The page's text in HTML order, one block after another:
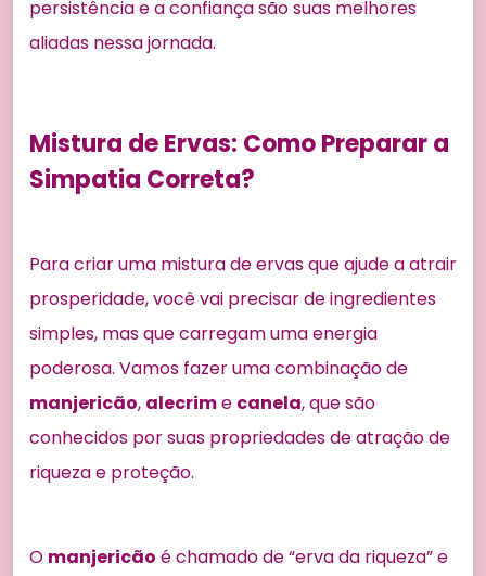
persistência e a confiança são suas melhores
aliadas nessa jornada.
Mistura de Ervas: Como Preparar a
Simpatia Correta?
Para criar uma mistura de ervas que ajude a atrair
prosperidade, você vai precisar de ingredientes
simples, mas que carregam uma energia
poderosa. Vamos fazer uma combinação de
manjericão, alecrime canela, que são
conhecidos por suas propriedades de atração de
riqueza e proteção.
O manjericão é chamado de “erva da riqueza” e